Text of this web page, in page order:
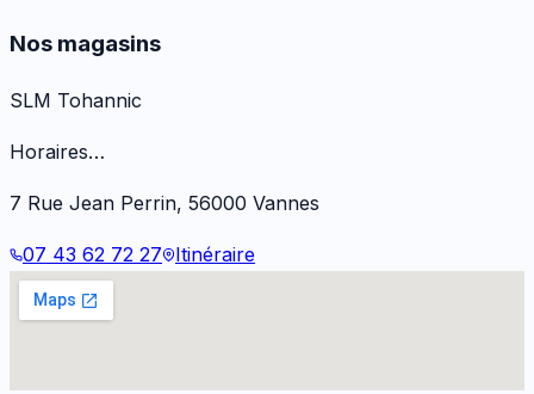
Nos magasins
SLM Tohannic
Horaires…
7 Rue Jean Perrin, 56000 Vannes
07 43 62 72 27 Itinéraire